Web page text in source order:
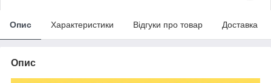
Опис Характеристики Відгуки про товар Доставка
Опис